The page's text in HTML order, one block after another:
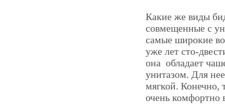
Какие же виды
совмещенные с
самые широкие
уже лет сто-
она обладает
унитазом. Для
мягкой. Конечно,
очень комфортно